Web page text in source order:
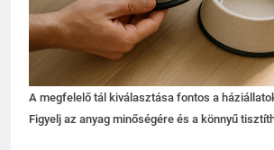
A megfelelő tál kiválasztása fontos a
Figyelj az anyag minőségére és a könnyű